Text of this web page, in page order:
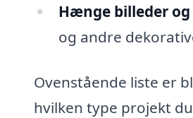
Hænge billeder
og andre
Ovenstående liste er
hvilken type projekt